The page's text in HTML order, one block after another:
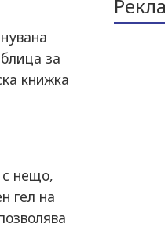
за
книжка
с нещо,
гел на